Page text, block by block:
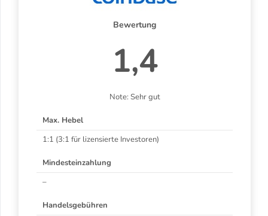
Bewertung
1,4
Note: Sehr gut
Max. Hebel
1:1 (3:1 für lizensierte Investoren)
Mindesteinzahlung
–
Handelsgebühren